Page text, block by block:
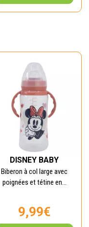
DISNEY BABY
Biberon à col large avec
poignées et tétine en...
9,99€